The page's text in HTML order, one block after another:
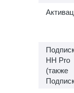
HH Pro
(также